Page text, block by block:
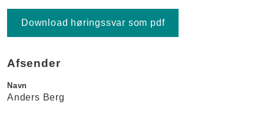
Download høringssvar som pdf
Afsender
Navn
Anders Berg